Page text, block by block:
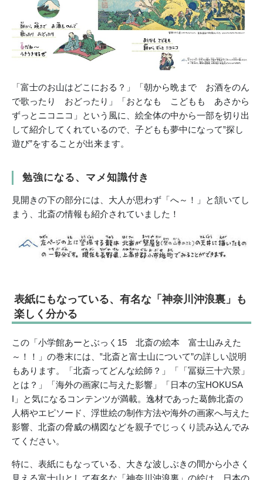
「富士のお山はどこにおる？」「朝から晩まで お酒をのん
で歌ったり おどったり」「おとなも こどもも あさから
ずっとニコニコ」という風に、絵全体の中から一部を切り出
して紹介してくれているので、子どもも夢中になって‟探し
遊び”をすることが出来ます。
勉強になる、マメ知識付き
見開きの下の部分には、大人が思わず「へ～！」と頷いてし
まう、北斎の情報も紹介されていました！
表紙にもなっている、有名な「神奈川沖浪裏」も
楽しく分かる
この「小学館あーとぶっく15 北斎の絵本 富士山みえた
～！！」の巻末には、‟北斎と富士山について”の詳しい説明
もあります。「北斎ってどんな絵師？」「「冨嶽三十六景」
とは？」「海外の画家に与えた影響」「日本の宝HOKUSA
I」と気になるコンテンツが満載。逸材であった葛飾北斎の
人柄やエピソード、浮世絵の制作方法や海外の画家へ与えた
影響、北斎の脅威の構図などを親子でじっくり読み込んでみ
てください。
特に、表紙にもなっている、大きな波しぶきの間から小さく
見える富士山として有名な「神奈川沖浪裏」の絵は、日本の